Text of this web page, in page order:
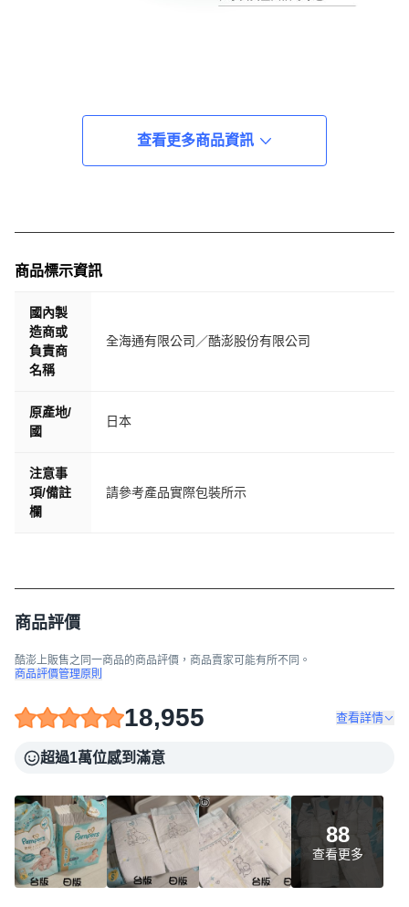
查看更多商品資訊
商品標示資訊
國內製
造商或
負責商
名稱
全海通有限公司／酷澎股份有限公司
原產地/
國
日本
注意事
項/備註
欄
請參考產品實際包裝所示
商品評價
酷澎上販售之同一商品的商品評價，商品賣家可能有所不同。
商品評價管理原則
18,955 查看詳情
超過1萬位感到滿意
88
查看更多